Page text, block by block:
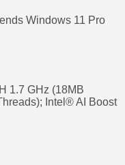
Windows 11 Pro
1.7 GHz (18MB
Intel® AI Boost